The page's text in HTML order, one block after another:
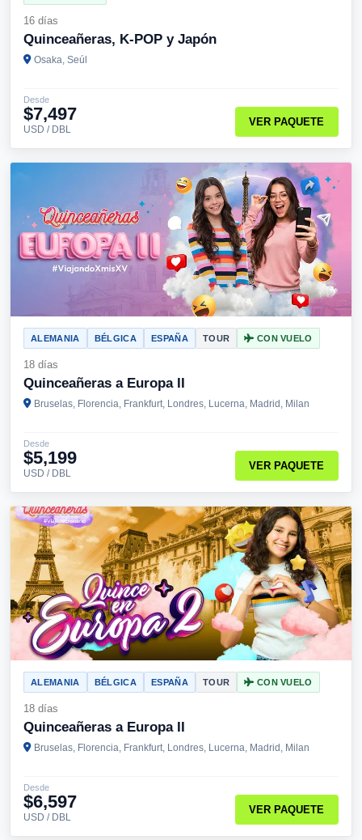
16 días
Quinceañeras, K-POP y Japón
Osaka, Seúl
Desde
$7,497
USD / DBL
VER PAQUETE
ALEMANIA BÉLGICA ESPAÑA TOUR CON VUELO
18 días
Quinceañeras a Europa II
Bruselas, Florencia, Frankfurt, Londres, Lucerna, Madrid, Milan
Desde
$5,199
USD / DBL
VER PAQUETE
ALEMANIA BÉLGICA ESPAÑA TOUR CON VUELO
18 días
Quinceañeras a Europa II
Bruselas, Florencia, Frankfurt, Londres, Lucerna, Madrid, Milan
Desde
$6,597
USD / DBL
VER PAQUETE